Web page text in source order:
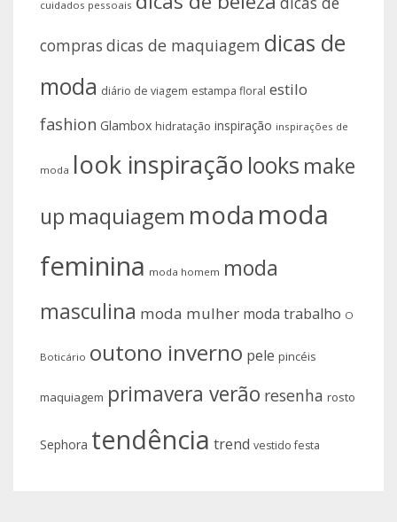
cuidados pessoais
compras dicas de maquiagem dicas de
moda diário de viagem estampa floral estilo
fashion Glambox hidratação inspiração inspirações de
moda look inspiração looks make
up maquiagem moda moda
feminina moda homem moda
masculina moda mulher moda trabalho O
Boticário outono inverno pele pincéis
maquiagem primavera verão resenha rosto
Sephora tendência trend vestido festa